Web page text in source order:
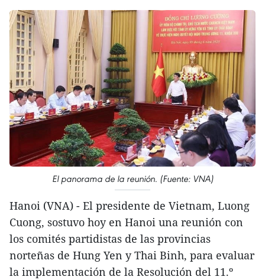
El panorama de la reunión. (Fuente: VNA)
Hanoi (VNA) - El presidente de Vietnam, Luong
Cuong, sostuvo hoy en Hanoi una reunión con
los comités partidistas de las provincias
norteñas de Hung Yen y Thai Binh, para evaluar
la implementación de la Resolución del 11.º